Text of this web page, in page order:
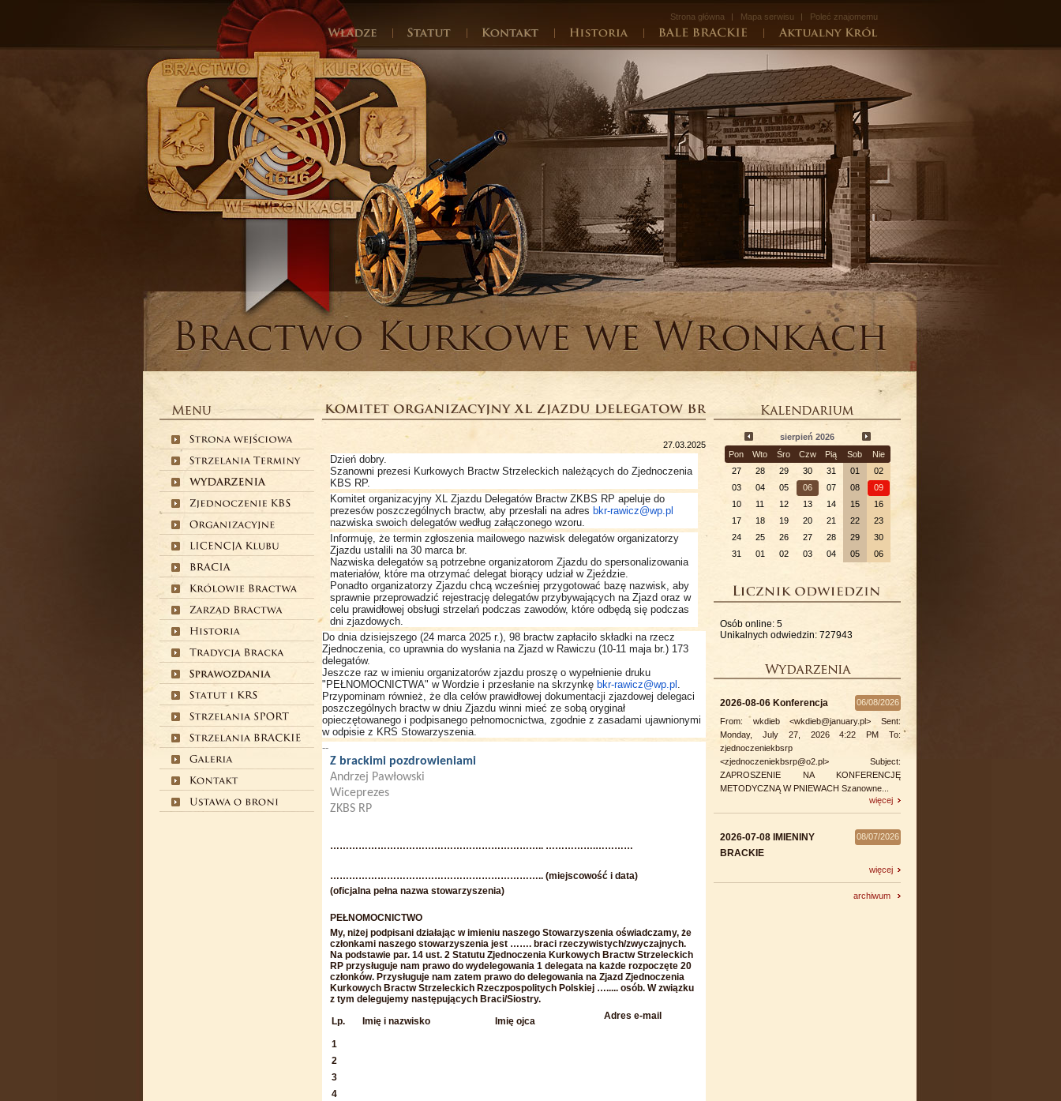
Strona główna Mapa serwisu Poleć znajomemu
27.03.2025
Dzień dobry.
Szanowni prezesi Kurkowych Bractw Strzeleckich należących do Zjednoczenia
KBS RP.
Komitet organizacyjny XL Zjazdu Delegatów Bractw ZKBS RP apeluje do
prezesów poszczególnych bractw, aby przesłali na adres bkr-rawicz@wp.pl
nazwiska swoich delegatów według załączonego wzoru.
Informuję, że termin zgłoszenia mailowego nazwisk delegatów organizatorzy
Zjazdu ustalili na 30 marca br.
Nazwiska delegatów są potrzebne organizatorom Zjazdu do spersonalizowania
materiałów, które ma otrzymać delegat biorący udział w Zjeździe.
Ponadto organizatorzy Zjazdu chcą wcześniej przygotować bazę nazwisk, aby
sprawnie przeprowadzić rejestrację delegatów przybywających na Zjazd oraz w
celu prawidłowej obsługi strzelań podczas zawodów, które odbędą się podczas
dni zjazdowych.
Do dnia dzisiejszego (24 marca 2025 r.), 98 bractw zapłaciło składki na rzecz
Zjednoczenia, co uprawnia do wysłania na Zjazd w Rawiczu (10-11 maja br.) 173
delegatów.
Jeszcze raz w imieniu organizatorów zjazdu proszę o wypełnienie druku
"PEŁNOMOCNICTWA" w Wordzie i przesłanie na skrzynkę bkr-rawicz@wp.pl .
Przypominam również, że dla celów prawidłowej dokumentacji zjazdowej delegaci
poszczególnych bractw w dniu Zjazdu winni mieć ze sobą oryginał
opieczętowanego i podpisanego pełnomocnictwa, zgodnie z zasadami ujawnionymi
w odpisie z KRS Stowarzyszenia.
--
Z brackimi pozdrowieniami
Andrzej Pawłowski
Wiceprezes
ZKBS RP
………………………………………………………….. …………….…………
………………………………………………………….. (miejscowość i data)
(oficjalna pełna nazwa stowarzyszenia)
PEŁNOMOCNICTWO
My, niżej podpisani działając w imieniu naszego Stowarzyszenia oświadczamy, że
członkami naszego stowarzyszenia jest ……. braci rzeczywistych/zwyczajnych.
Na podstawie par. 14 ust. 2 Statutu Zjednoczenia Kurkowych Bractw Strzeleckich
RP przysługuje nam prawo do wydelegowania 1 delegata na każde rozpoczęte 20
członków. Przysługuje nam zatem prawo do delegowania na Zjazd Zjednoczenia
Kurkowych Bractw Strzeleckich Rzeczpospolitych Polskiej …..... osób. W związku
z tym delegujemy następujących Braci/Siostry.
Lp.
Imię i nazwisko Imię ojca Adres e-mail
1
2
3
4
sierpień 2026
Pon
Wto Śro Czw Pią Sob
Nie
27
28 29 30 31 01
02
03
04 05 06 07 08
09
10
11 12 13 14 15
16
17
18 19 20 21 22
23
24
25 26 27 28 29
30
31
01 02 03 04 05 06
Osób online: 5
Unikalnych odwiedzin: 727943
2026-08-06 Konferencja
06/08/2026
From: wkdieb <wkdieb@january.pl> Sent:
Monday, July 27, 2026 4:22 PM To:
zjednoczeniekbsrp
<zjednoczeniekbsrp@o2.pl> Subject:
ZAPROSZENIE NA KONFERENCJĘ
METODYCZNĄ W PNIEWACH Szanowne...
więcej
2026-07-08 IMIENINY
BRACKIE
08/07/2026
więcej
archiwum